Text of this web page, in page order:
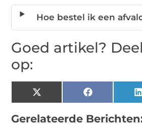
Hoe bestel ik een
Goed artikel?
op:
X
(Twitter)
Facebook
Gerelateerde